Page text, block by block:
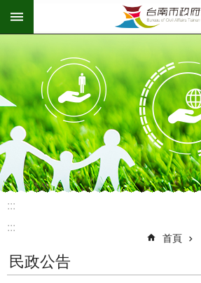
跳到主要內容區塊
:::
:::
首頁
民政公告